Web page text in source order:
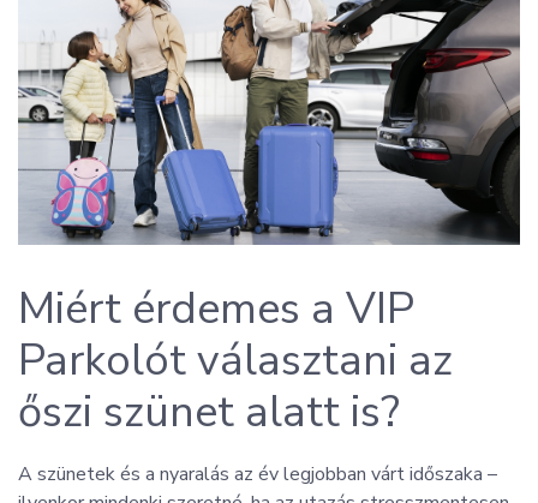
Miért érdemes a VIP
Parkolót választani az
őszi szünet alatt is?
A szünetek és a nyaralás az év legjobban várt időszaka –